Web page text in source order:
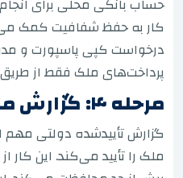
کار به حفظ شفافیت کمک
درخواست کپی پاسپورت و
پرداخت‌های ملک فقط از
مرحله ۴: گزارش ملک
گزارش تأییدشده دولتی مهم
ملک را تأیید می‌کند. این کار